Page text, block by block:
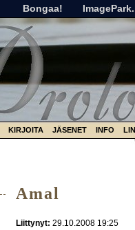
Bongaa!
KIRJOITA JÄSENET INFO
Amal
Liittynyt: 29.10.2008 19:25